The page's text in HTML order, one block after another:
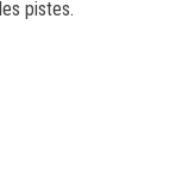
pistes.